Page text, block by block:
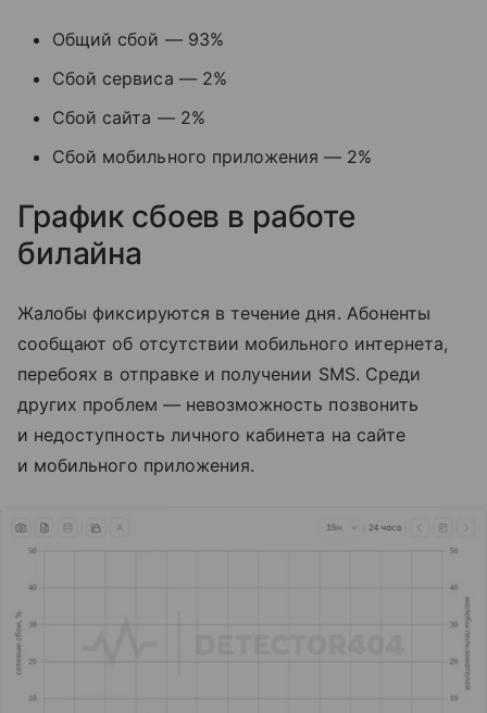
Общий сбой — 93%
Сбой сервиса — 2%
Сбой сайта — 2%
Сбой мобильного приложения — 2%
График сбоев в работе
билайна
Жалобы фиксируются в течение дня. Абоненты
сообщают об отсутствии мобильного интернета,
перебоях в отправке и получении SMS. Среди
других проблем — невозможность позвонить
и недоступность личного кабинета на сайте
и мобильного приложения.